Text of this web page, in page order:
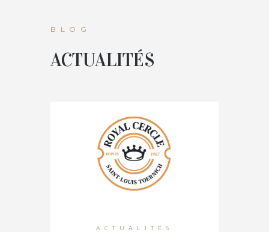
BLOG
ACTUALITÉS
ACTUALITÉS